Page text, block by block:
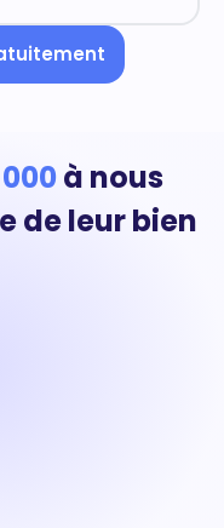
à nous
de leur bien